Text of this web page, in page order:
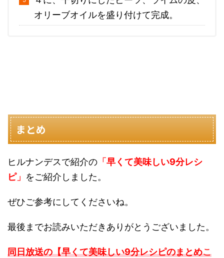
オリーブオイルを盛り付けて完成。
まとめ
ヒルナンデスで紹介の 「 早くて美味しい9分レシ
ピ」 をご紹介しました。
ぜひご参考にしてくださいね。
最後までお読みいただきありがとうございました。
同日放送の【早くて美味しい9分レシピのまとめこ